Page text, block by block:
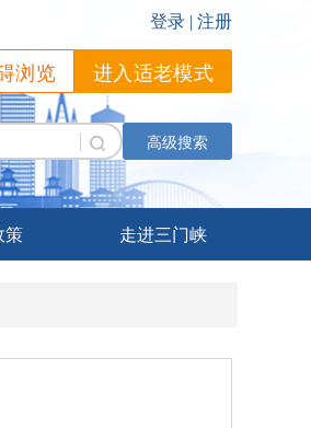
浏览 进入适老模式
高级搜索
策 走进三门峡